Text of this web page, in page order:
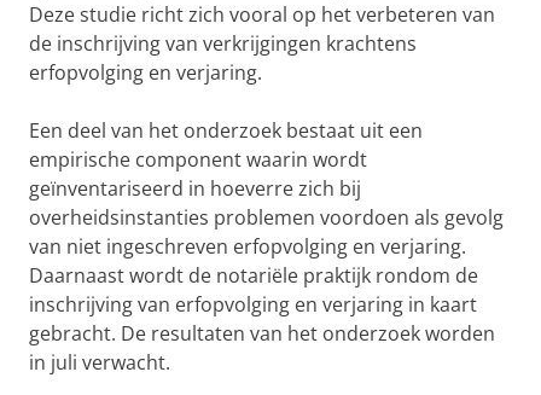
Deze studie richt zich vooral op het verbeteren van
de inschrijving van verkrijgingen krachtens
erfopvolging en verjaring.
Een deel van het onderzoek bestaat uit een
empirische component waarin wordt
geïnventariseerd in hoeverre zich bij
overheidsinstanties problemen voordoen als gevolg
van niet ingeschreven erfopvolging en verjaring.
Daarnaast wordt de notariële praktijk rondom de
inschrijving van erfopvolging en verjaring in kaart
gebracht. De resultaten van het onderzoek worden
in juli verwacht.